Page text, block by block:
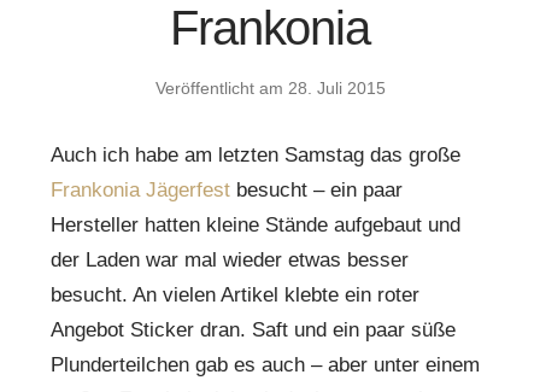
Frankonia
Veröffentlicht am 28. Juli 2015
Auch ich habe am letzten Samstag das große
Frankonia Jägerfest besucht – ein paar
Hersteller hatten kleine Stände aufgebaut und
der Laden war mal wieder etwas besser
besucht. An vielen Artikel klebte ein roter
Angebot Sticker dran. Saft und ein paar süße
Plunderteilchen gab es auch – aber unter einem